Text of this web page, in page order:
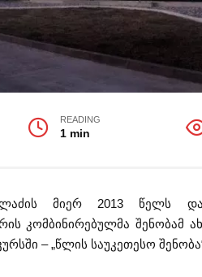
READING
1 min
მიერ 2013 წელს
კომბინირებულმა შენობამ
– „წლის საუკეთესო